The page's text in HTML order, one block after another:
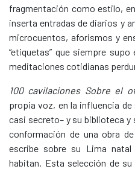
fragmentación como estilo,
inserta entradas de diarios y
microcuentos, aforismos y
“etiquetas” que siempre
meditaciones cotidianas
100 cavilaciones Sobre el
propia voz, en la influencia
casi secreto– y su biblioteca
conformación de una obra
escribe sobre su Lima
habitan. Esta selección de